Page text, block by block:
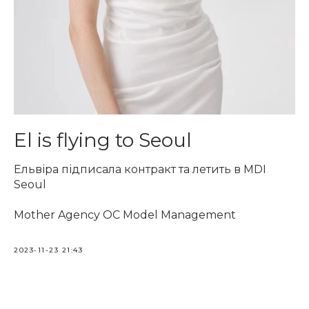
El is flying to Seoul
Ельвіра підписала контракт та летить в MDI
Seoul
Mother Agency OC Model Management
2023-11-23 21:43